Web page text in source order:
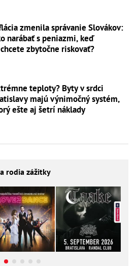
zmenila správanie Slovákov:
narábať s peniazmi, keď
zbytočne riskovať?
teploty? Byty v srdci
majú výnimočný systém,
ešte aj šetrí náklady
rodia zážitky